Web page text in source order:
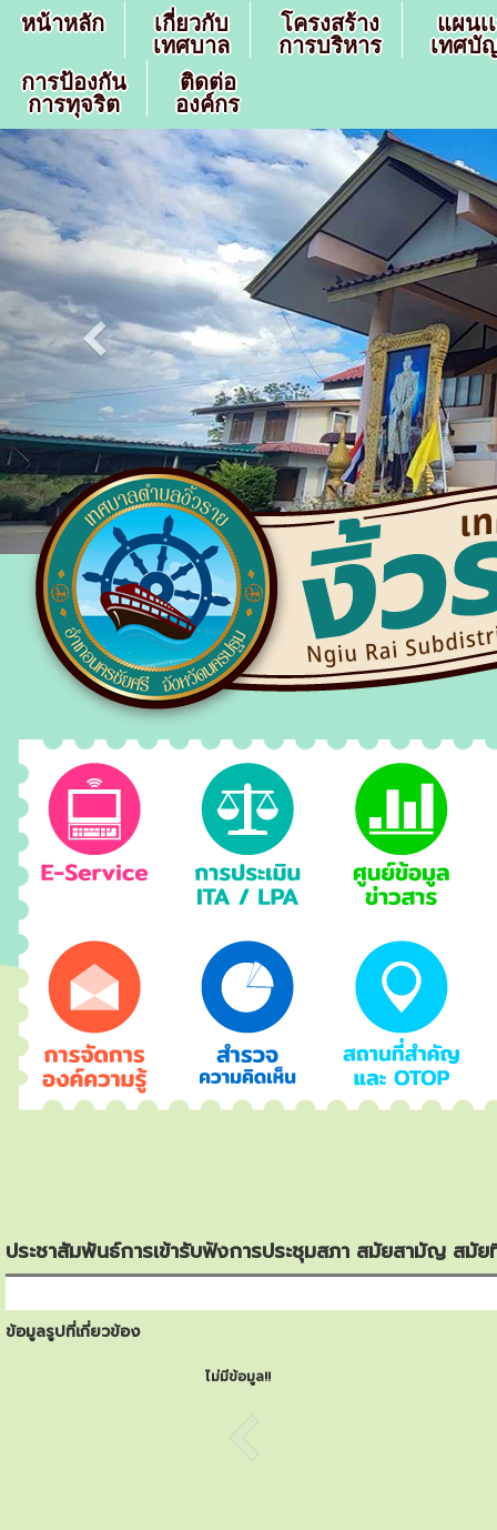
หน้าหลัก
เกี่ยวกับ
เทศบาล
โครงสร้าง
การบริหาร
แผนเ
เทศบั
การป้องกัน
การทุจริต
ติดต่อ
องค์กร
ประชาสัมพันธ์การเข้ารับฟังการประชุมสภา สมัยสามัญ สมั
ข้อมูลรูปที่เกี่ยวข้อง
ไม่มีข้อมูล!!